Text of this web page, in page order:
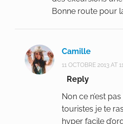
Bonne route pour
Camille
11 OCTOBRE 2013 AT
Reply
Non ce n’est
touristes je te
hyper facile